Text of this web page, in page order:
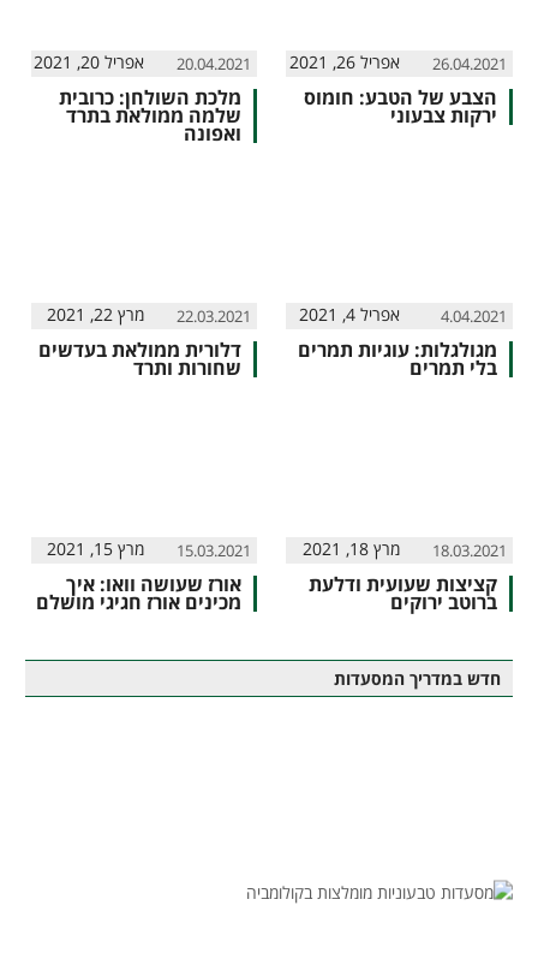
26.04.2021 אפריל 26, 2021
הצבע של הטבע: חומוס
ירקות צבעוני
20.04.2021 אפריל 20, 2021
מלכת השולחן: כרובית
שלמה ממולאת בתרד
ואפונה
4.04.2021 אפריל 4, 2021
מגולגלות: עוגיות תמרים
בלי תמרים
22.03.2021 מרץ 22, 2021
דלורית ממולאת בעדשים
שחורות ותרד
18.03.2021 מרץ 18, 2021
קציצות שעועית ודלעת
ברוטב ירוקים
15.03.2021 מרץ 15, 2021
אורז שעושה וואו: איך
מכינים אורז חגיגי מושלם
חדש במדריך המסעדות